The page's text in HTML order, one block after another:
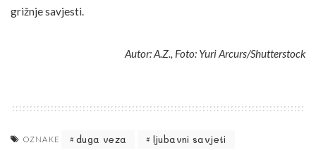
grižnje savjesti.
Autor: A.Z., Foto: Yuri Arcurs/Shutterstock
OZNAKE duga veza ljubavni savjeti